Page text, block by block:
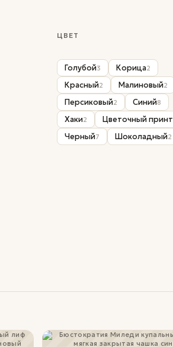
ЦВЕТ
Голубой3 Корица2
Красный2 Малиновый2
Персиковый2 Синий8
Хаки2 Цветочный принт
Черный7 Шоколадный2